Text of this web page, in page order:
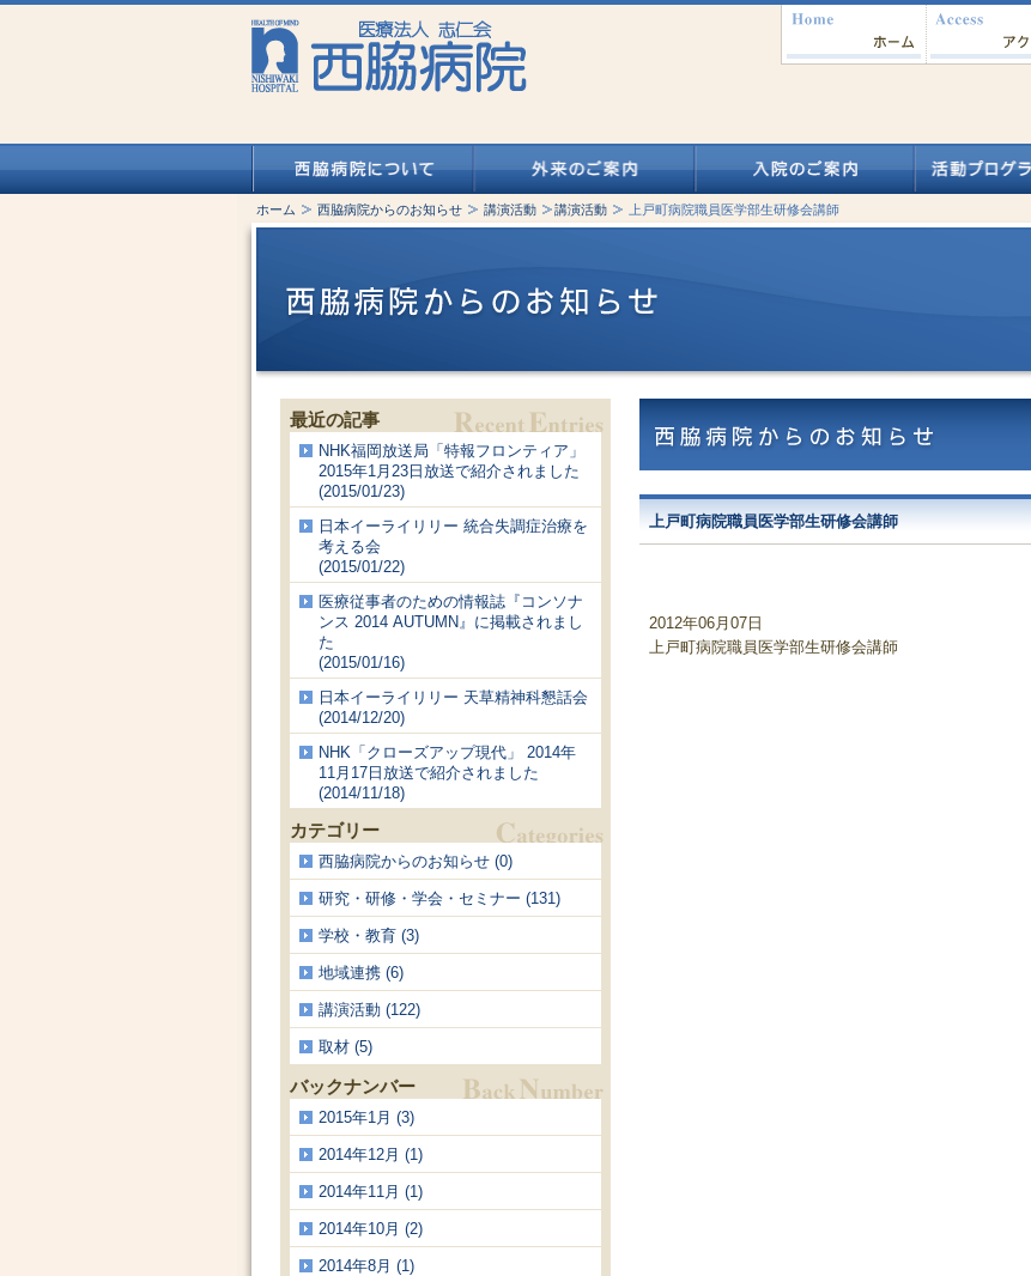
ホーム 西脇病院からのお知らせ 講演活動 講演活動 上戸町病院職員医学部生研修会講師
最近の記事
NHK福岡放送局「特報フロンティア」
2015年1月23日放送で紹介されました
(2015/01/23)
日本イーライリリー 統合失調症治療を
考える会
(2015/01/22)
医療従事者のための情報誌『コンソナ
ンス 2014 AUTUMN』に掲載されまし
た
(2015/01/16)
日本イーライリリー 天草精神科懇話会
(2014/12/20)
NHK「クローズアップ現代」 2014年
11月17日放送で紹介されました
(2014/11/18)
カテゴリー
西脇病院からのお知らせ (0)
研究・研修・学会・セミナー (131)
学校・教育 (3)
地域連携 (6)
講演活動 (122)
取材 (5)
バックナンバー
2015年1月 (3)
2014年12月 (1)
2014年11月 (1)
2014年10月 (2)
2014年8月 (1)
上戸町病院職員医学部生研修会講師
2012年06月07日
上戸町病院職員医学部生研修会講師